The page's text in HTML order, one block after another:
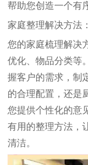
帮助您创造一个有
家庭整理解决方法
您的家庭梳理解决
优化、物品分类等
握客户的需求，制
的合理配置，还是
您提供个性化的意
有用的整理方法，
清洁。